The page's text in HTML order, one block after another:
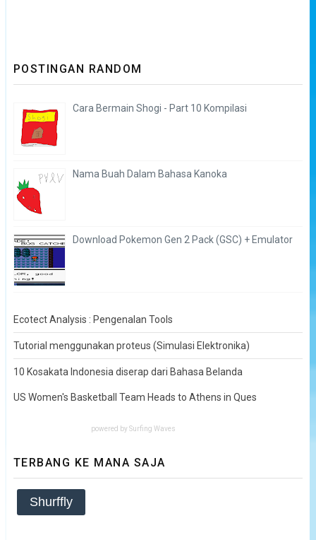
POSTINGAN RANDOM
Cara Bermain Shogi - Part 10 Kompilasi
Nama Buah Dalam Bahasa Kanoka
Download Pokemon Gen 2 Pack (GSC) + Emulator
Ecotect Analysis : Pengenalan Tools
Tutorial menggunakan proteus (Simulasi Elektronika)
10 Kosakata Indonesia diserap dari Bahasa Belanda
US Women's Basketball Team Heads to Athens in Ques
powered by Surfing Waves
TERBANG KE MANA SAJA
Shurffly